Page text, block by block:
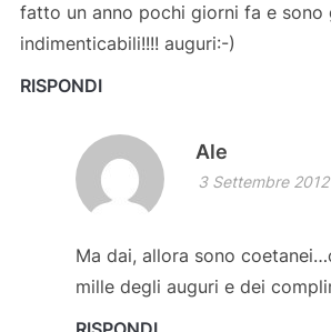
fatto un anno pochi giorni fa e sono
indimenticabili!!!! auguri:-)
RISPONDI
Ale
3 Settembre
Ma dai, allora sono
mille degli auguri e dei